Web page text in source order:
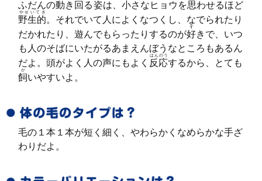
ふだんの動き回る姿は、小さなヒョウを思わせるほど
野生的
やせいてき
。それでいて人によくなつくし、なでられたり
だかれたり、遊んでもらったりするのが好
す
きで、いつ
も人のそばにいたがるあまえんぼうなところもあるん
だよ。頭がよく人の声にもよく 反応
はんのう
するから、とても
飼
か
いやすいよ。
毛の１本１本が短く細く、やわらかくなめらかな手ざ
わりだよ。